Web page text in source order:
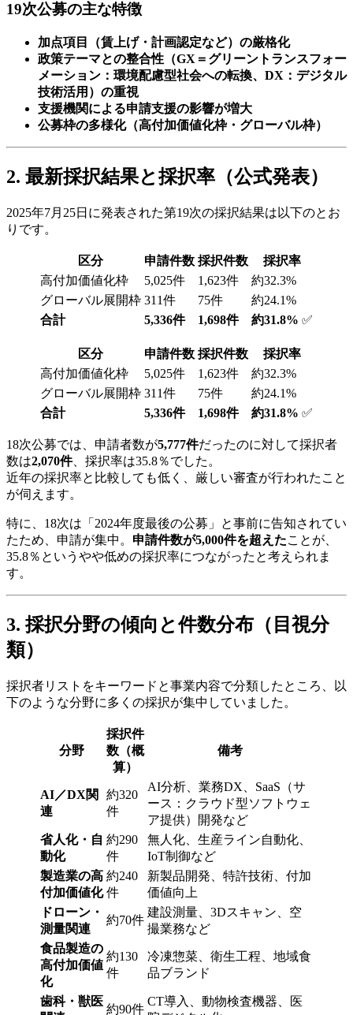
19次公募の主な特徴
加点項目（賃上げ・計画認定など）の厳格化
政策テーマとの整合性（GX＝グリーントランスフォー
メーション：環境配慮型社会への転換、DX：デジタル
技術活用）の重視
支援機関による申請支援の影響が増大
公募枠の多様化（高付加価値化枠・グローバル枠）
2. 最新採択結果と採択率（公式発表）
2025年7月25日に発表された第19次の採択結果は以下のとお
りです。
区分 申請件数 採択件数
採択率
高付加価値化枠
5,025件 1,623件
約32.3%
グローバル展開枠 311件 75件
約24.1%
合計
5,336件 1,698件 約31.8% ✅
区分 申請件数 採択件数
採択率
高付加価値化枠
5,025件 1,623件
約32.3%
グローバル展開枠 311件 75件
約24.1%
合計
5,336件 1,698件 約31.8% ✅
18次公募では、申請者数が5,777件だったのに対して採択者
数は2,070件、採択率は35.8％でした。
近年の採択率と比較しても低く、厳しい審査が行われたこと
が伺えます。
特に、18次は「2024年度最後の公募」と事前に告知されてい
たため、申請が集中。 申請件数が5,000件を超えたことが、
35.8％というやや低めの採択率につながったと考えられま
す。
3. 採択分野の傾向と件数分布（目視分
類）
採択者リストをキーワードと事業内容で分類したところ、以
下のような分野に多くの採択が集中していました。
分野
採択件
数（概
算）
備考
AI／DX関
連
約320
件
AI分析、業務DX、SaaS（サ
ース：クラウド型ソフトウェ
ア提供）開発など
省人化・自
動化
約290
件
無人化、生産ライン自動化、
IoT制御など
製造業の高
付加価値化
約240
件
新製品開発、特許技術、付加
価値向上
ドローン・
測量関連
約70件
建設測量、3Dスキャン、空
撮業務など
食品製造の
高付加価値
化
約130
件
冷凍惣菜、衛生工程、地域食
品ブランド
歯科・獣医
約90件
CT導入、動物検査機器、医